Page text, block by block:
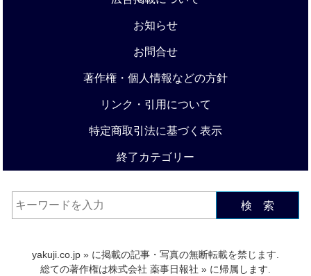
お知らせ
お問合せ
著作権・個人情報などの方針
リンク・引用について
特定商取引法に基づく表示
終了カテゴリー
検 索
yakuji.co.jp » に掲載の記事・写真の無断転載を禁じます.
総ての著作権は株式会社 薬事日報社 » に帰属します.